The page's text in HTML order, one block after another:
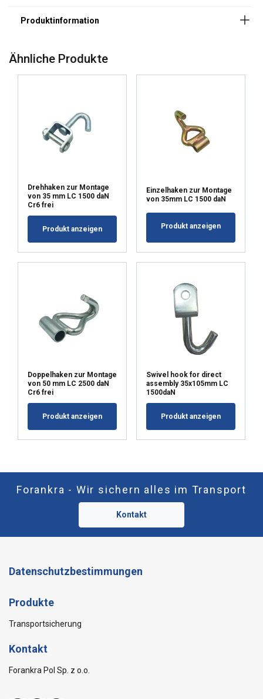
Ähnliche Produkte
Drehhaken zur Montage
von 35 mm LC 1500 daN
Cr6 frei
Produkt anzeigen
Einzelhaken zur Montage
von 35mm LC 1500 daN
Produkt anzeigen
Doppelhaken zur Montage
von 50 mm LC 2500 daN
Cr6 frei
Produkt anzeigen
Swivel hook for direct
assembly 35x105mm LC
1500daN
Produkt anzeigen
Forankra - Wir sichern alles im Transport
Kontakt
Datenschutzbestimmungen
Produkte
Transportsicherung
Kontakt
Forankra Pol Sp. z o.o.